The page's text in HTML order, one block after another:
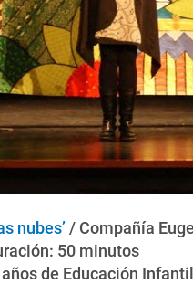
nubes’ / Compañía
50 minutos
de Educación Infantil